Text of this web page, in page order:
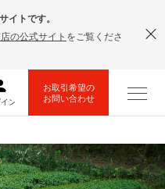
イトです。
の公式サイト をご覧くださ